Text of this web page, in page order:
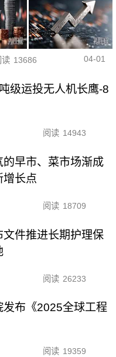
读 13686 04-01
级运投无人机长鹰-8
阅读 14943
的早市、菜市场渐成
增长点
阅读 18709
文件推进长期护理保
阅读 26233
发布《2025全球工程
阅读 19359